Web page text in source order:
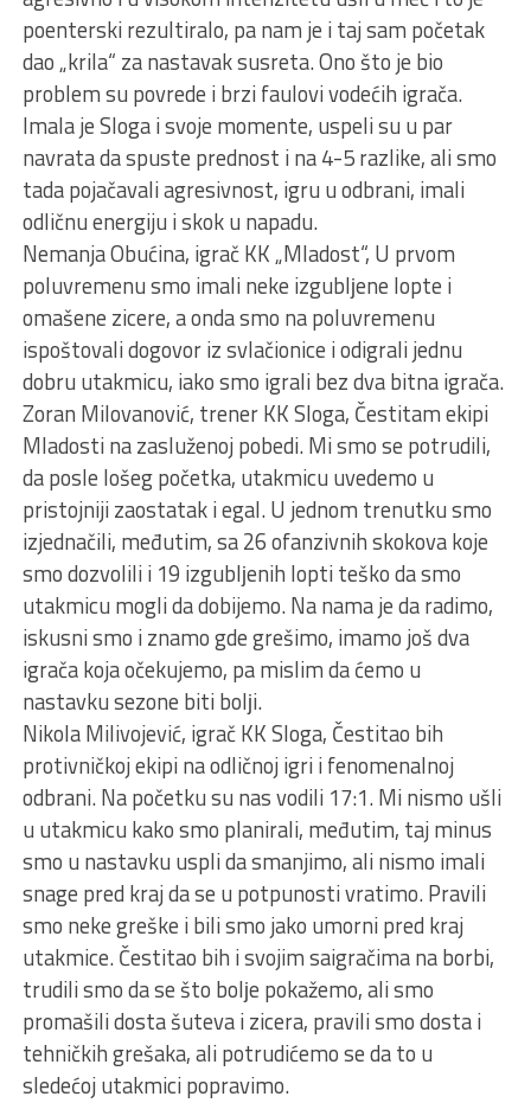
poenterski rezultiralo, pa nam je i taj sam početak
dao „krila“ za nastavak susreta. Ono što je bio
problem su povrede i brzi faulovi vodećih igrača.
Imala je Sloga i svoje momente, uspeli su u par
navrata da spuste prednost i na 4-5 razlike, ali smo
tada pojačavali agresivnost, igru u odbrani, imali
odličnu energiju i skok u napadu.
Nemanja Obućina, igrač KK „Mladost“, U prvom
poluvremenu smo imali neke izgublјene lopte i
omašene zicere, a onda smo na poluvremenu
ispoštovali dogovor iz svlačionice i odigrali jednu
dobru utakmicu, iako smo igrali bez dva bitna igrača.
Zoran Milovanović, trener KK Sloga, Čestitam ekipi
Mladosti na zasluženoj pobedi. Mi smo se potrudili,
da posle lošeg početka, utakmicu uvedemo u
pristojniji zaostatak i egal. U jednom trenutku smo
izjednačili, međutim, sa 26 ofanzivnih skokova koje
smo dozvolili i 19 izgublјenih lopti teško da smo
utakmicu mogli da dobijemo. Na nama je da radimo,
iskusni smo i znamo gde grešimo, imamo još dva
igrača koja očekujemo, pa mislim da ćemo u
nastavku sezone biti bolјi.
Nikola Milivojević, igrač KK Sloga, Čestitao bih
protivničkoj ekipi na odličnoj igri i fenomenalnoj
odbrani. Na početku su nas vodili 17:1. Mi nismo ušli
u utakmicu kako smo planirali, međutim, taj minus
smo u nastavku uspli da smanjimo, ali nismo imali
snage pred kraj da se u potpunosti vratimo. Pravili
smo neke greške i bili smo jako umorni pred kraj
utakmice. Čestitao bih i svojim saigračima na borbi,
trudili smo da se što bolјe pokažemo, ali smo
promašili dosta šuteva i zicera, pravili smo dosta i
tehničkih grešaka, ali potrudićemo se da to u
sledećoj utakmici popravimo.